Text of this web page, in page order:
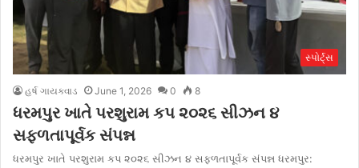
સ્પોર્ટ્સ
હર્ષ ગાયક્વાડ June 1, 2026 0 8
ધરમપુર ખાતે પરશુરામ કપ ૨૦૨૬ સીઝન ૪
સફળતાપૂર્વક સંપન્ન
ધરમપુર ખાતે પરશુરામ કપ ૨૦૨૬ સીઝન ૪ સફળતાપૂર્વક સંપન્ન ધરમપુર: